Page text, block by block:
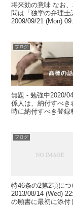
将来効の意味 なお
問は「独学の弁理
2009/09/21 (Mon)
ブログ
無題 - 勉強中2020/
係人は、納付すべき
時に納付すべき登録
ブログ
特46条の2第2項に
2013/08/14 (Wed)
の願書に最初に添付